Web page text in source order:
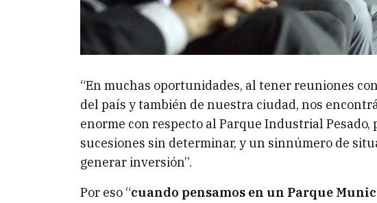
“En muchas oportunidades, al tener reuniones
del país y también de nuestra ciudad, nos
enorme con respecto al Parque Industrial
sucesiones sin determinar, y un sinnúmero de
generar inversión”.
Por eso “cuando pensamos en un Parque